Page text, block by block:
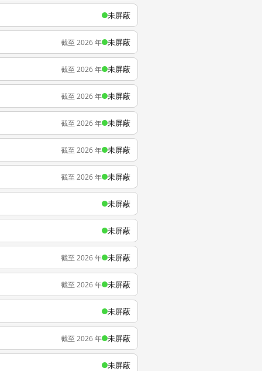
未屏蔽
截至 2026 年 未屏蔽
截至 2026 年 未屏蔽
截至 2026 年 未屏蔽
截至 2026 年 未屏蔽
截至 2026 年 未屏蔽
截至 2026 年 未屏蔽
未屏蔽
未屏蔽
截至 2026 年 未屏蔽
截至 2026 年 未屏蔽
未屏蔽
截至 2026 年 未屏蔽
未屏蔽